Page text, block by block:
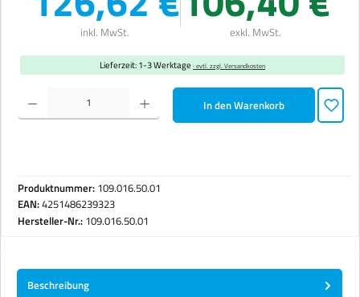
inkl. MwSt. exkl. MwSt.
Lieferzeit: 1-3 Werktage · evtl. zzgl. Versandkosten
Produkt Anzahl: Gib den gewünschten Wert ein oder benutze die Schaltflächen um die Anzahl zu
In den Warenkorb
Produktnummer: 109.016.50.01
EAN:4251486239323
Hersteller-Nr.: 109.016.50.01
Beschreibung